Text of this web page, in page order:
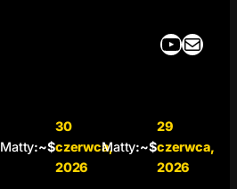
YouTube Mail
Matty:~$
30
czerwca,
2026
Matty:~$
29
czerwca,
2026